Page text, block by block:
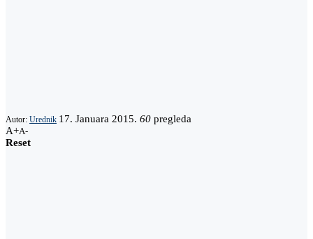
Autor: Urednik 17. Januara 2015. 60 pregleda
A+A-
Reset